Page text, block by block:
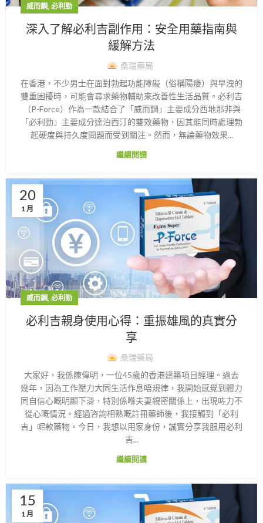
威而鋼, 必利勁
深入了解必利吉副作用：安全用藥指南與
緩解方法
桑瑞藥局
在香港，不少男士在面對勃起功能障礙（俗稱陽痿）與早洩的
雙重困擾時，可能會尋求藥物輔助來改善性生活品質。必利吉
（P-Force）作為一款結合了「威而鋼」主要成分西地那非與
「必利勁」主要成分達泊西汀的雙效藥物，因其能同時處理勃
起硬度與持久度問題而受到關注。然而，無論藥物效果...
繼續閱讀
20
1 月
威而鋼, 必利勁
必利吉親身使用心得：重振雄風的真實分
享
桑瑞藥局
大家好，我係陳偉明，一位45歲的香港建築項目經理。過去
幾年，因為工作壓力大同生活作息唔規律，我開始感覺到體力
同自信心嘅明顯下滑，特別係喺夫妻親密關係上，出現咗力不
從心嘅情況。經過咨詢相熟嘅註冊藥師後，我接觸到「必利
吉」呢款藥物。今日，我想以用家身份，誠實分享我服用必利
吉...
繼續閱讀
15
1 月